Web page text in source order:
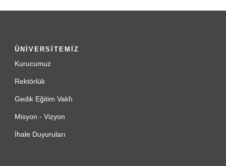
ÜNİVERSİTEMİZ
Kurucumuz
Rektörlük
Gedik Eğitim Vakfı
Misyon - Vizyon
İhale Duyuruları